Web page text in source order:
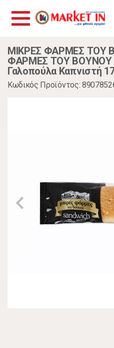
ΜΙΚΡΕΣ ΦΑΡΜΕΣ ΤΟΥ
ΦΑΡΜΕΣ ΤΟΥ ΒΟΥΝΟΥ
Γαλοπούλα Καπνιστή
Κωδικός Προϊόντος: